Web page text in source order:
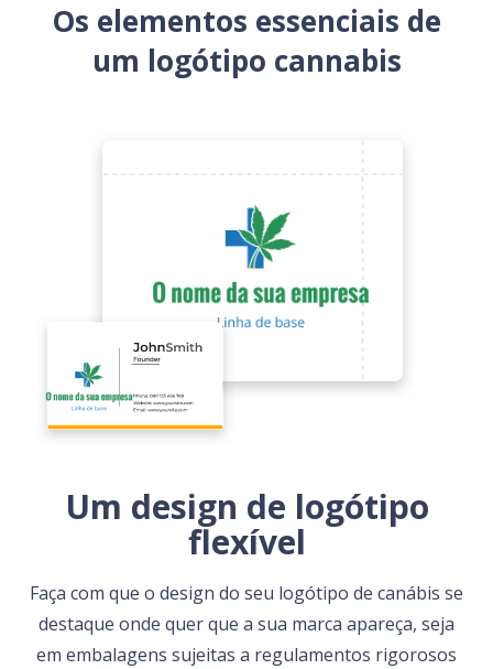
Os elementos essenciais de
um logótipo cannabis
Um design de logótipo
flexível
Faça com que o design do seu logótipo de canábis se
destaque onde quer que a sua marca apareça, seja
em embalagens sujeitas a regulamentos rigorosos